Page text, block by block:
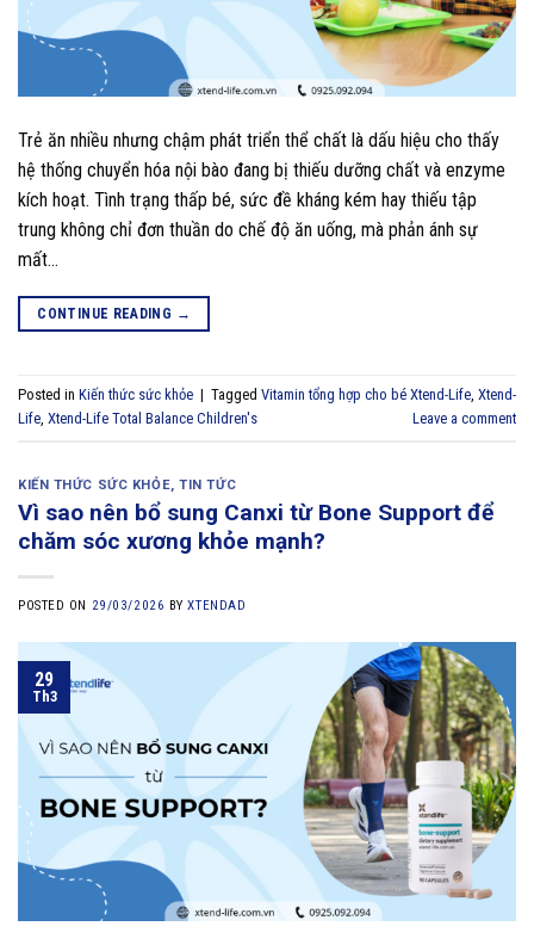
Trẻ ăn nhiều nhưng chậm phát triển thể chất là dấu hiệu cho thấy
hệ thống chuyển hóa nội bào đang bị thiếu dưỡng chất và enzyme
kích hoạt. Tình trạng thấp bé, sức đề kháng kém hay thiếu tập
trung không chỉ đơn thuần do chế độ ăn uống, mà phản ánh sự
mất…
CONTINUE READING →
Posted in Kiến thức sức khỏe | Tagged Vitamin tổng hợp cho bé Xtend-Life, Xtend-
Life, Xtend-Life Total Balance Children's Leave a comment
KIẾN THỨC SỨC KHỎE,TIN TỨC
Vì sao nên bổ sung Canxi từ Bone Support để
chăm sóc xương khỏe mạnh?
POSTED ON 29/03/2026 BYXTENDAD
29
Th3